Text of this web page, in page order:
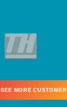
SEE MORE CUSTOMER